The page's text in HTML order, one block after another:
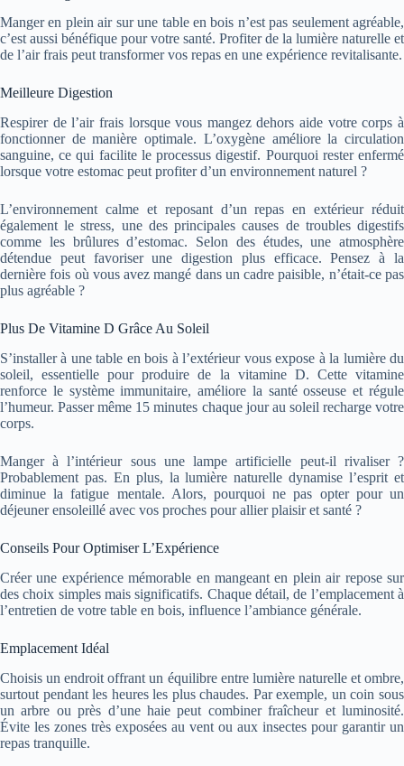
Manger en plein air sur une table en bois n’est pas seulement agréable,
c’est aussi bénéfique pour votre santé. Profiter de la lumière naturelle et
de l’air frais peut transformer vos repas en une expérience revitalisante.
Meilleure Digestion
Respirer de l’air frais lorsque vous mangez dehors aide votre corps à
fonctionner de manière optimale. L’oxygène améliore la circulation
sanguine, ce qui facilite le processus digestif. Pourquoi rester enfermé
lorsque votre estomac peut profiter d’un environnement naturel ?
L’environnement calme et reposant d’un repas en extérieur réduit
également le stress, une des principales causes de troubles digestifs
comme les brûlures d’estomac. Selon des études, une atmosphère
détendue peut favoriser une digestion plus efficace. Pensez à la
dernière fois où vous avez mangé dans un cadre paisible, n’était-ce pas
plus agréable ?
Plus De Vitamine D Grâce Au Soleil
S’installer à une table en bois à l’extérieur vous expose à la lumière du
soleil, essentielle pour produire de la vitamine D. Cette vitamine
renforce le système immunitaire, améliore la santé osseuse et régule
l’humeur. Passer même 15 minutes chaque jour au soleil recharge votre
corps.
Manger à l’intérieur sous une lampe artificielle peut-il rivaliser ?
Probablement pas. En plus, la lumière naturelle dynamise l’esprit et
diminue la fatigue mentale. Alors, pourquoi ne pas opter pour un
déjeuner ensoleillé avec vos proches pour allier plaisir et santé ?
Conseils Pour Optimiser L’Expérience
Créer une expérience mémorable en mangeant en plein air repose sur
des choix simples mais significatifs. Chaque détail, de l’emplacement à
l’entretien de votre table en bois, influence l’ambiance générale.
Emplacement Idéal
Choisis un endroit offrant un équilibre entre lumière naturelle et ombre,
surtout pendant les heures les plus chaudes. Par exemple, un coin sous
un arbre ou près d’une haie peut combiner fraîcheur et luminosité.
Évite les zones très exposées au vent ou aux insectes pour garantir un
repas tranquille.